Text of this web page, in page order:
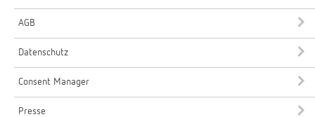
AGB
Datenschutz
Consent Manager
Presse